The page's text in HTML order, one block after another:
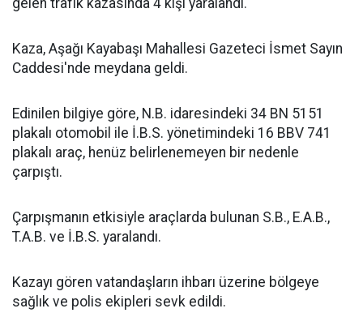
gelen trafik kazasında 4 kişi yaralandı.
Kaza, Aşağı Kayabaşı Mahallesi Gazeteci İsmet Sayın
Caddesi'nde meydana geldi.
Edinilen bilgiye göre, N.B. idaresindeki 34 BN 5151
plakalı otomobil ile İ.B.S. yönetimindeki 16 BBV 741
plakalı araç, henüz belirlenemeyen bir nedenle
çarpıştı.
Çarpışmanın etkisiyle araçlarda bulunan S.B., E.A.B.,
T.A.B. ve İ.B.S. yaralandı.
Kazayı gören vatandaşların ihbarı üzerine bölgeye
sağlık ve polis ekipleri sevk edildi.